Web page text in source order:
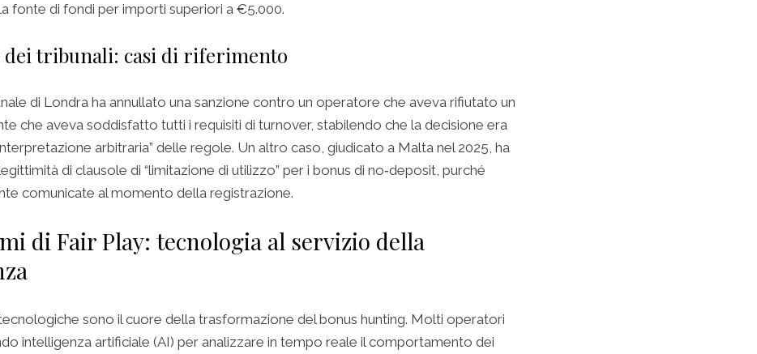
fonte di fondi per importi superiori a €5.000.
dei tribunali: casi di riferimento
di Londra ha annullato una sanzione contro un operatore che aveva rifiutato un
che aveva soddisfatto tutti i requisiti di turnover, stabilendo che la decisione era
arbitraria” delle regole. Un altro caso, giudicato a Malta nel 2025, ha
di clausole di “limitazione di utilizzo” per i bonus di no‑deposit, purché
comunicate al momento della registrazione.
di Fair Play: tecnologia al servizio della
sono il cuore della trasformazione del bonus hunting. Molti operatori
intelligenza artificiale (AI) per analizzare in tempo reale il comportamento dei